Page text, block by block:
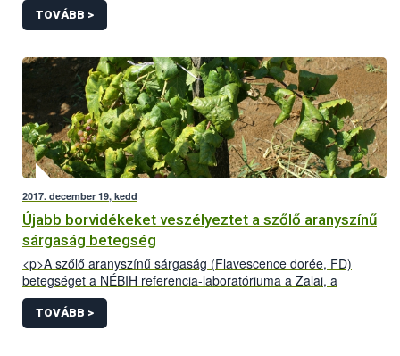
TOVÁBB >
2017. december 19, kedd
Újabb borvidékeket veszélyeztet a szőlő aranyszínű
sárgaság betegség
<p>A szőlő aranyszínű sárgaság (Flavescence dorée, FD)
betegséget a NÉBIH referencia-laboratóriuma a Zalai, a
Badacsonyi, a Móri, a Balatonboglári és a Soproni borvidék után
2017-ben a Neszmélyi, az Etyek-Budai és a Pécsi borvidéken is
azonosította.</p>
TOVÁBB >